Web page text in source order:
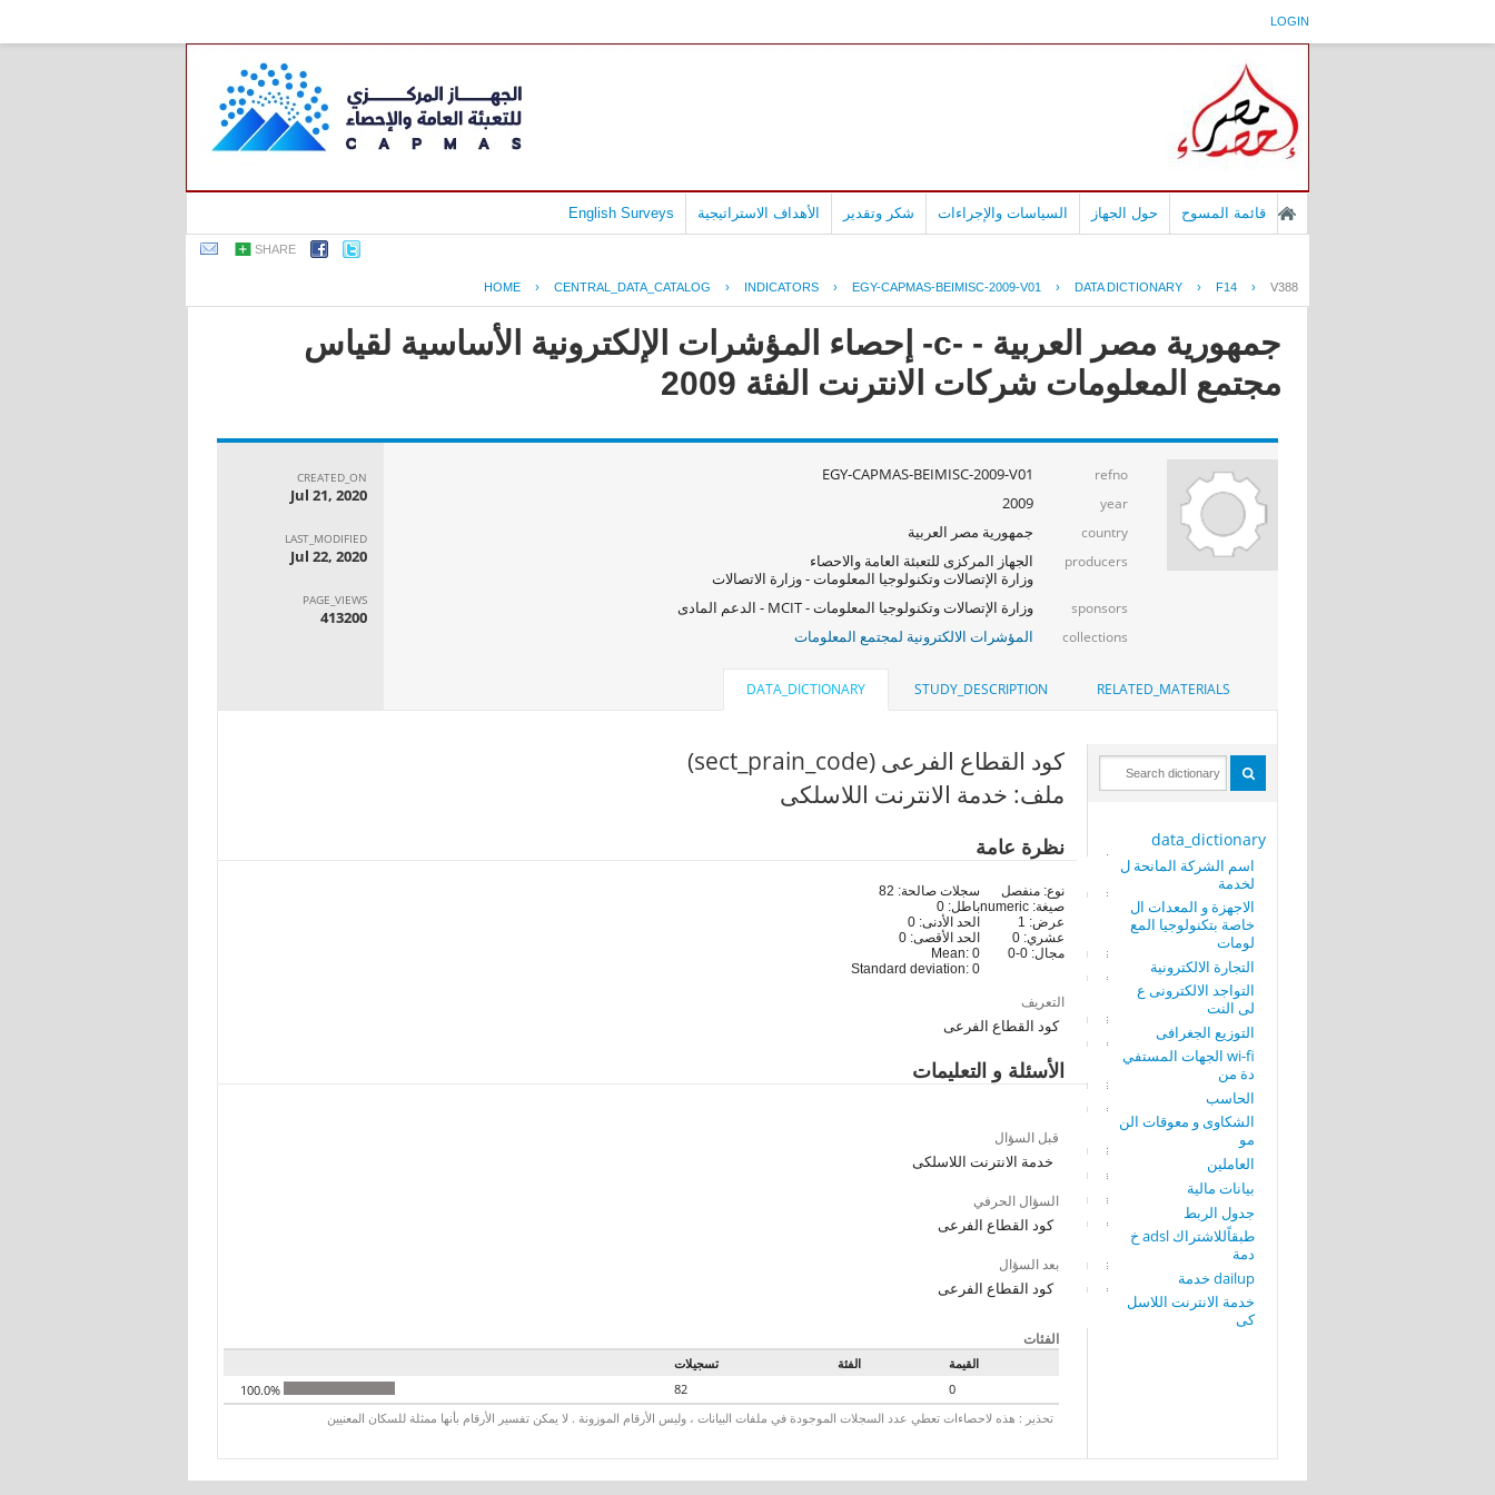
LOGIN
قائمة المسوح حول الجهاز السياسات والإجراءات شكر وتقدير الأهداف الاستراتيجية English Surveys
SHARE
HOME › CENTRAL_DATA_CATALOG › INDICATORS › EGY-CAPMAS-BEIMISC-2009-V01 › DATA DICTIONARY › F14 › V388
جمهورية مصر العربية - -c- إحصاء المؤشرات الإلكترونية الأساسية لقياس
مجتمع المعلومات شركات الانترنت الفئة 2009
refno
EGY-CAPMAS-BEIMISC-2009-V01
year
2009
country جمهورية مصر العربية
producers
الجهاز المركزى للتعبئة العامة والاحصاء
وزارة الإتصالات وتكنولوجيا المعلومات - وزارة الاتصالات
sponsors وزارة الإتصالات وتكنولوجيا المعلومات - MCIT - الدعم المادى
collections المؤشرات الالكترونية لمجتمع المعلومات
CREATED_ON
Jul 21, 2020
LAST_MODIFIED
Jul 22, 2020
PAGE_VIEWS
413200
RELATED_MATERIALS
STUDY_DESCRIPTION
DATA_DICTIONARY
data_dictionary
اسم الشركة المانحة ل
لخدمة
الاجهزة و المعدات ال
خاصة بتكنولوجيا المع
لومات
التجارة الالكترونية
التواجد الالكترونى ع
لى النت
التوزيع الجغرافى
wi-fi الجهات المستفي
دة من
الحاسب
الشكاوى و معوقات الن
مو
العاملين
بيانات مالية
جدول الربط
طبقاًللاشتراك adsl خ
دمة
dailup خدمة
خدمة الانترنت اللاسل
كى
كود القطاع الفرعى (sect_prain_code)
ملف: خدمة الانترنت اللاسلكى
نظرة عامة
نوع: منفصل
صيغة: numeric
عرض: 1
عشري: 0
مجال: 0-0
سجلات صالحة: 82
باطل: 0
الحد الأدنى: 0
الحد الأقصى: 0
Mean: 0
Standard deviation: 0
التعريف
كود القطاع الفرعى
الأسئلة و التعليمات
قبل السؤال
خدمة الانترنت اللاسلكى
السؤال الحرفي
كود القطاع الفرعى
بعد السؤال
كود القطاع الفرعى
الفئات
القيمة الفئة
تسجيلات
0
82
تحذير : هذه لاحصاءات تعطي عدد السجلات الموجودة في ملفات البيانات ، وليس الأرقام الموزونة . لا يمكن تفسير الأرقام بأنها ممثلة للسكان المعنيين